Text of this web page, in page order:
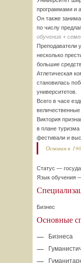
программами и
Он также
по числу
обучения +
Преподаватели
несколько
большие
Атлетическая
становилась
университетов.
Всего в часе
величественные
Виктория
в плане туризма
фестивали и
Основан в
Статус —
Язык обучения
Бизнес
Основные
Бизнеса